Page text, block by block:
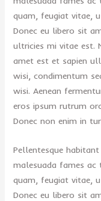
quam, feugiat vitae,
Donec eu libero sit
ultricies mi vitae est.
amet est et sapien
wisi, condimentum
wisi. Aenean
eros ipsum rutrum
Donec non enim in
Pellentesque
malesuada fames ac
quam, feugiat vitae,
Donec eu libero sit